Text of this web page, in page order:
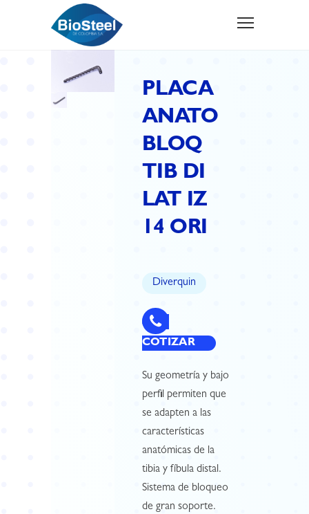
PLACA
ANATO
BLOQ
TIB DI
LAT IZ
14 ORI
Diverquin
COTIZAR
Su geometría y bajo
perfil permiten que
se adapten a las
características
anatómicas de la
tibia y fíbula distal.
Sistema de bloqueo
de gran soporte.